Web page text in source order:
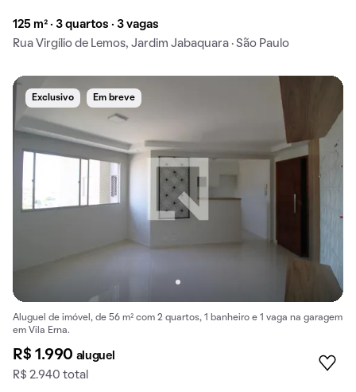
125 m² · 3 quartos · 3 vagas
Rua Virgílio de Lemos, Jardim Jabaquara · São Paulo
Exclusivo Em breve
Aluguel de imóvel, de 56 m² com 2 quartos, 1 banheiro e 1 vaga na garagem
em Vila Erna.
R$ 1.990 aluguel
R$ 2.940 total